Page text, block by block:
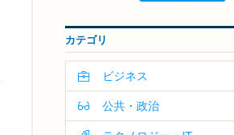
カテゴリ
ビジネス
公共・政治